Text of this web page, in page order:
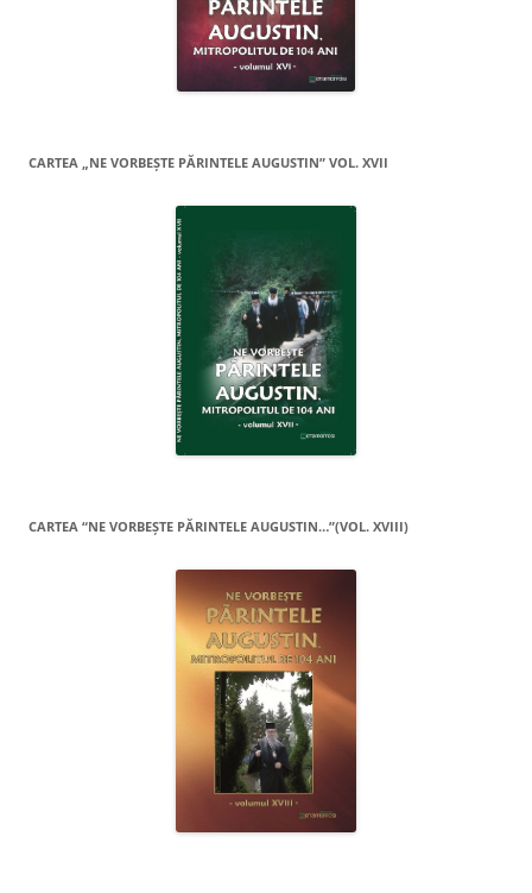
CARTEA „NE VORBEŞTE PĂRINTELE AUGUSTIN” VOL. XVII
CARTEA “NE VORBEŞTE PĂRINTELE AUGUSTIN…”(VOL. XVIII)